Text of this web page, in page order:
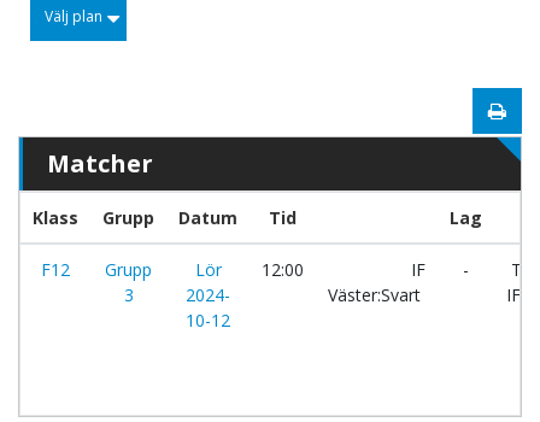
Välj plan
Matcher
Klass Grupp Datum Tid Lag
F12
Grupp
3
Lör
2024-
10-12
12:00
IF
Väster:Svart
-
IF